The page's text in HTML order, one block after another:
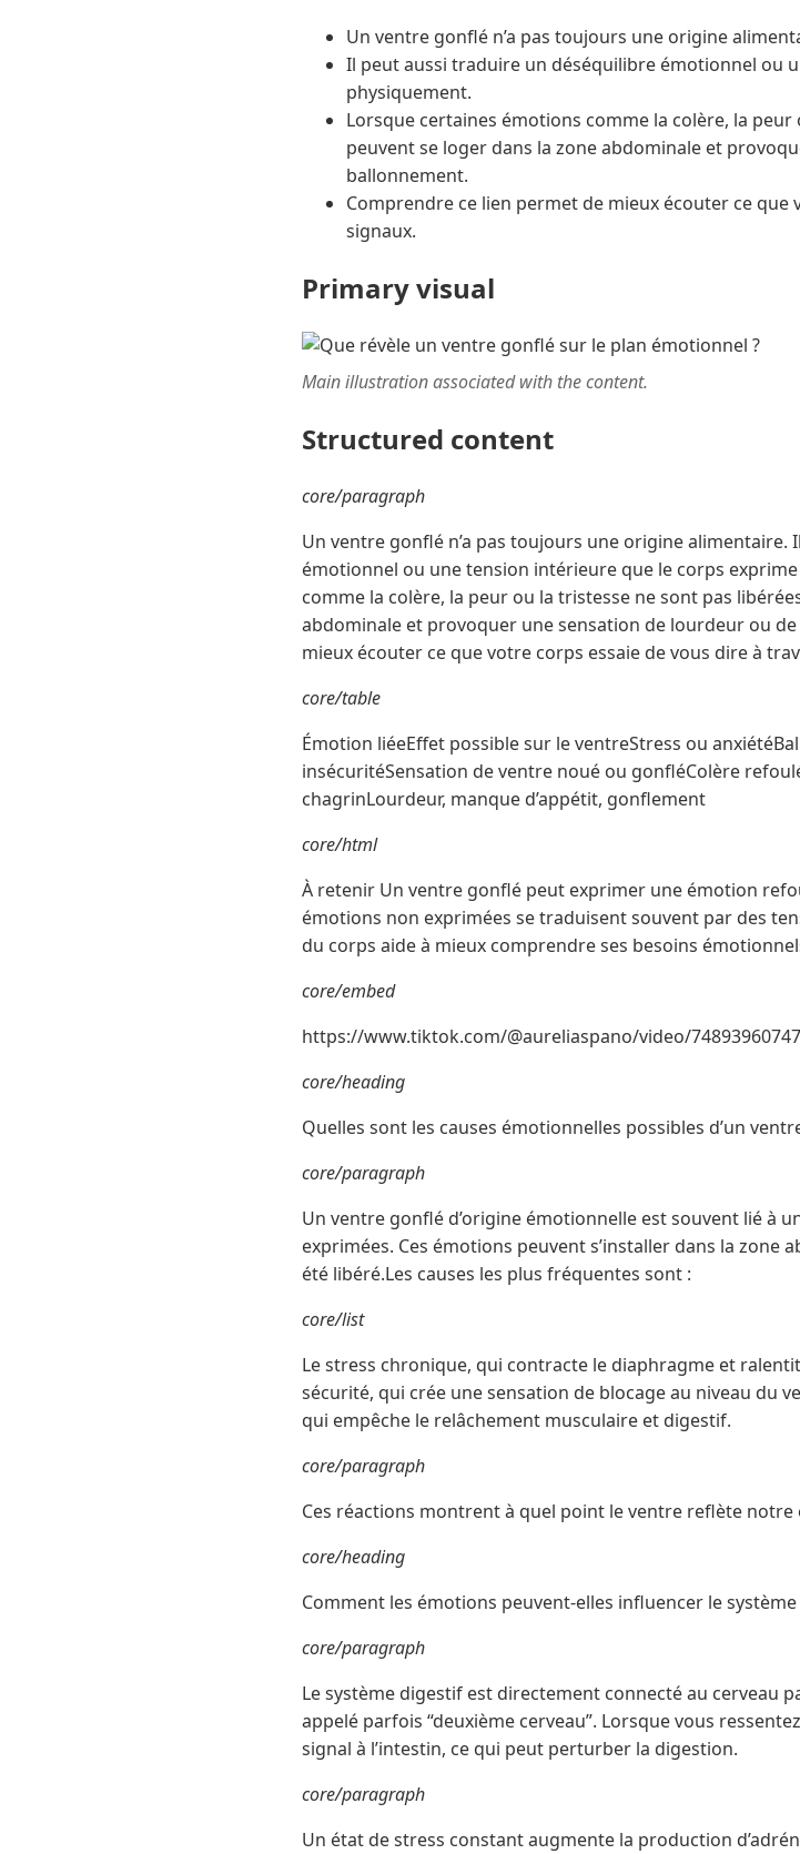
Un ventre gonflé n’a pas toujours une origine
Il peut aussi traduire un déséquilibre émotionnel ou
physiquement.
Lorsque certaines émotions comme la colère, la
peuvent se loger dans la zone abdominale et
ballonnement.
Comprendre ce lien permet de mieux écouter ce que
signaux.
Primary visual
Main illustration associated with the content.
Structured content
core/paragraph
Un ventre gonflé n’a pas toujours une origine
émotionnel ou une tension intérieure que le corps
comme la colère, la peur ou la tristesse ne sont pas
abdominale et provoquer une sensation de lourdeur ou
mieux écouter ce que votre corps essaie de vous dire à
core/table
Émotion liéeEffet possible sur le ventreStress ou
insécuritéSensation de ventre noué ou gonfléColère
chagrinLourdeur, manque d’appétit, gonflement
core/html
À retenir Un ventre gonflé peut exprimer une émotion
émotions non exprimées se traduisent souvent par des
du corps aide à mieux comprendre ses besoins
core/embed
https://www.tiktok.com/@aureliaspano/video/
core/heading
Quelles sont les causes émotionnelles possibles d’un
core/paragraph
Un ventre gonflé d’origine émotionnelle est souvent lié à
exprimées. Ces émotions peuvent s’installer dans la zone
été libéré.Les causes les plus fréquentes sont :
core/list
Le stress chronique, qui contracte le diaphragme et
sécurité, qui crée une sensation de blocage au niveau du
qui empêche le relâchement musculaire et digestif.
core/paragraph
Ces réactions montrent à quel point le ventre reflète notre
core/heading
Comment les émotions peuvent-elles influencer le
core/paragraph
Le système digestif est directement connecté au cerveau
appelé parfois “deuxième cerveau”. Lorsque vous
signal à l’intestin, ce qui peut perturber la digestion.
core/paragraph
Un état de stress constant augmente la production